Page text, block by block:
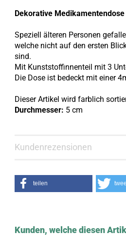
Dekorative
Speziell älteren Personen
welche nicht auf den ersten
sind.
Mit Kunststoffinnenteil mit 3
Die Dose ist bedeckt mit einer
Dieser Artikel wird farblich
Durchmesser: 5 cm
Kundenrezensionen
teilen
Kunden, welche diesen